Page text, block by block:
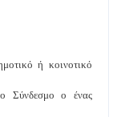
ή κοινοτικό
Σύνδεσμο ο ένας